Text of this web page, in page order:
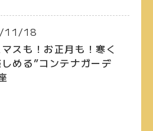
11/18
スも！お正月も！寒く
める”コンテナガーデ